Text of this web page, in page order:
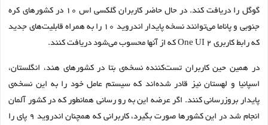
گوگل را دریافت کند. در حال حاضر کاربران گلکسی اس ۱۰ در کشورهای کره
جنوبی و پاناما می‌توانند نسخه پایدار اندروید 10 را به همراه قابلیت‌های جدید
که رابط کاربری One UI 2 که از آنها محسوب می‌شود دریافت کنند.
در همین حین کاربران تست‌کننده نسخه‌ی بتا در کشورهای هند، انگلستان،
اسپانیا و لهستان نیز قادر شده‌اند که سیستم‌ عامل خود را به این نسخه‌ی
پایدار بروزرسانی کنند. اگر عرضه این به رو رسانی همانطور که در کشور آلمان
انجام شد در این کشورها صورت بگیرد، کاربرانی که همچنان اندروید ۹ پای را